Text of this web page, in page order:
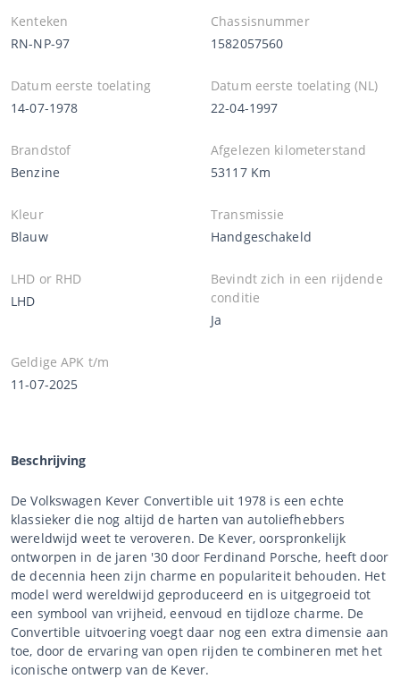
Kenteken
RN-NP-97
Chassisnummer
1582057560
Datum eerste toelating
14-07-1978
Datum eerste toelating (NL)
22-04-1997
Brandstof
Benzine
Afgelezen kilometerstand
53117 Km
Kleur
Blauw
Transmissie
Handgeschakeld
LHD or RHD
LHD
Bevindt zich in een rijdende
conditie
Ja
Geldige APK t/m
11-07-2025
Beschrijving
De Volkswagen Kever Convertible uit 1978 is een echte
klassieker die nog altijd de harten van autoliefhebbers
wereldwijd weet te veroveren. De Kever, oorspronkelijk
ontworpen in de jaren '30 door Ferdinand Porsche, heeft door
de decennia heen zijn charme en populariteit behouden. Het
model werd wereldwijd geproduceerd en is uitgegroeid tot
een symbool van vrijheid, eenvoud en tijdloze charme. De
Convertible uitvoering voegt daar nog een extra dimensie aan
toe, door de ervaring van open rijden te combineren met het
iconische ontwerp van de Kever.